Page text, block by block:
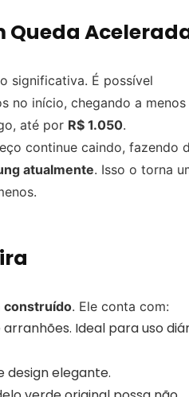
Queda
significativa. É possível
no início, chegando a menos
até por R$ 1.050.
continue caindo, fazendo
atualmente. Isso o torna
construído. Ele conta com:
Ideal para uso
design elegante.